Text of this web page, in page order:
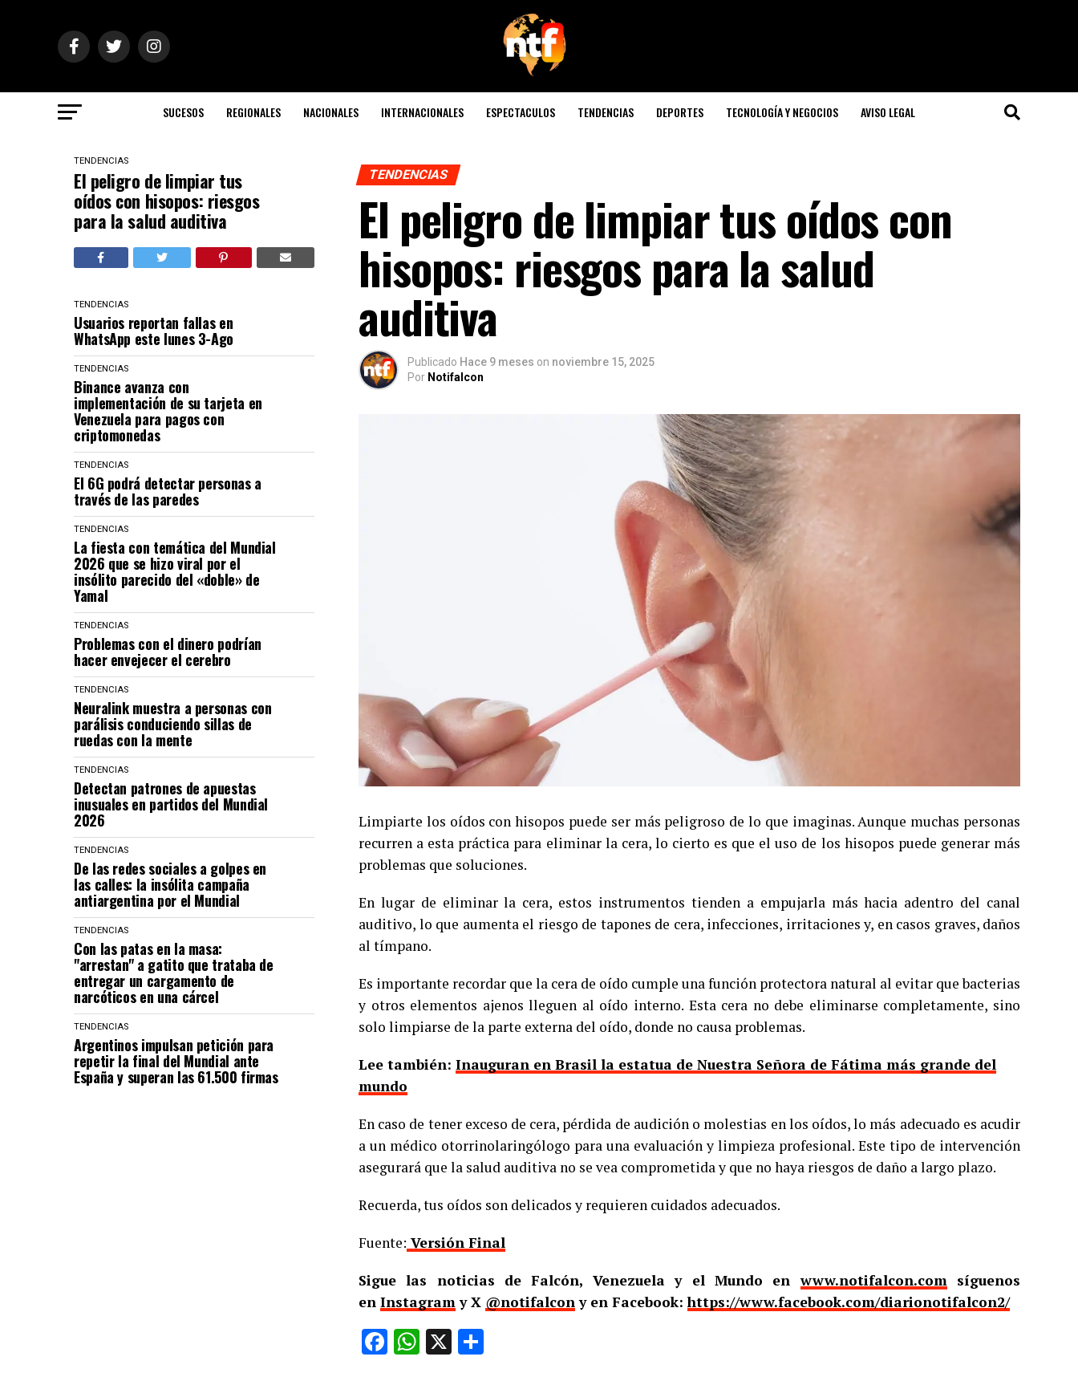
SUCESOS REGIONALES NACIONALES INTERNACIONALES ESPECTACULOS TENDENCIAS DEPORTES TECNOLOGÍA Y NEGOCIOS AVISO LEGAL
TENDENCIAS
El peligro de limpiar tus
oídos con hisopos: riesgos
para la salud auditiva
TENDENCIAS
Usuarios reportan fallas en
WhatsApp este lunes 3-Ago
TENDENCIAS
Binance avanza con
implementación de su tarjeta en
Venezuela para pagos con
criptomonedas
TENDENCIAS
El 6G podrá detectar personas a
través de las paredes
TENDENCIAS
La fiesta con temática del Mundial
2026 que se hizo viral por el
insólito parecido del «doble» de
Yamal
TENDENCIAS
Problemas con el dinero podrían
hacer envejecer el cerebro
TENDENCIAS
Neuralink muestra a personas con
parálisis conduciendo sillas de
ruedas con la mente
TENDENCIAS
Detectan patrones de apuestas
inusuales en partidos del Mundial
2026
TENDENCIAS
De las redes sociales a golpes en
las calles: la insólita campaña
antiargentina por el Mundial
TENDENCIAS
Con las patas en la masa:
"arrestan" a gatito que trataba de
entregar un cargamento de
narcóticos en una cárcel
TENDENCIAS
Argentinos impulsan petición para
repetir la final del Mundial ante
España y superan las 61.500 firmas
TENDENCIAS
El peligro de limpiar tus oídos con
hisopos: riesgos para la salud
auditiva
Publicado Hace 9 meses on noviembre 15, 2025
Por Notifalcon
Limpiarte los oídos con hisopos puede ser más peligroso de lo que imaginas. Aunque muchas personas
recurren a esta práctica para eliminar la cera, lo cierto es que el uso de los hisopos puede generar más
problemas que soluciones.
En lugar de eliminar la cera, estos instrumentos tienden a empujarla más hacia adentro del canal
auditivo, lo que aumenta el riesgo de tapones de cera, infecciones, irritaciones y, en casos graves, daños
al tímpano.
Es importante recordar que la cera de oído cumple una función protectora natural al evitar que bacterias
y otros elementos ajenos lleguen al oído interno. Esta cera no debe eliminarse completamente, sino
solo limpiarse de la parte externa del oído, donde no causa problemas.
Lee también: Inauguran en Brasil la estatua de Nuestra Señora de Fátima más grande del
mundo
En caso de tener exceso de cera, pérdida de audición o molestias en los oídos, lo más adecuado es acudir
a un médico otorrinolaringólogo para una evaluación y limpieza profesional. Este tipo de intervención
asegurará que la salud auditiva no se vea comprometida y que no haya riesgos de daño a largo plazo.
Recuerda, tus oídos son delicados y requieren cuidados adecuados.
Fuente: Versión Final
Sigue las noticias de Falcón, Venezuela y el Mundo enwww.notifalcon.comsíguenos
en Instagramy X @notifalcony en Facebook:https://www.facebook.com/diarionotifalcon2/
Facebook
WhatsApp
X